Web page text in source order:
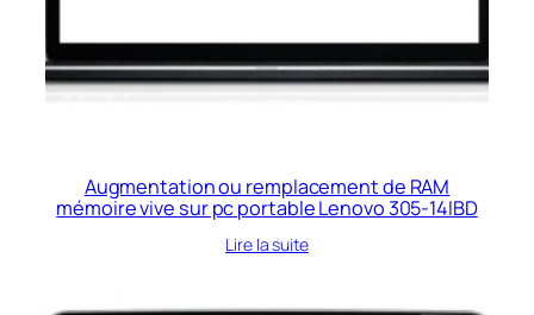
Augmentation ou remplacement de RAM
mémoire vive sur pc portable Lenovo 305-14IBD
Lire la suite